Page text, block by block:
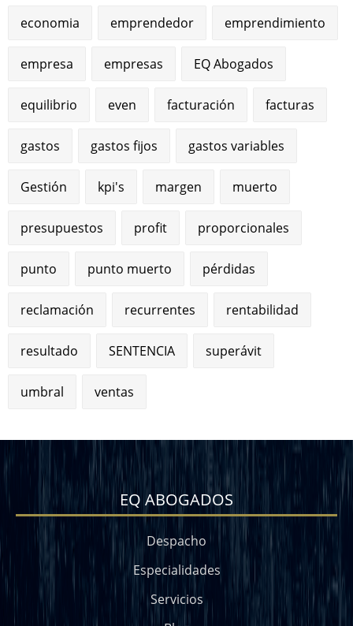
economia emprendedor emprendimiento
empresa empresas EQ Abogados
equilibrio even facturación facturas
gastos gastos fijos gastos variables
Gestión kpi's margen muerto
presupuestos profit proporcionales
punto punto muerto pérdidas
reclamación recurrentes rentabilidad
resultado SENTENCIA superávit
umbral ventas
EQ ABOGADOS
Despacho
Especialidades
Servicios